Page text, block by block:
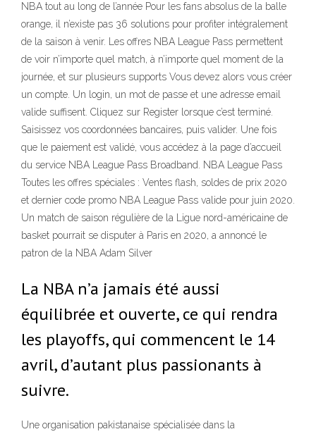
NBA tout au long de l’année Pour les fans absolus de la balle
orange, il n’existe pas 36 solutions pour profiter intégralement
de la saison à venir. Les offres NBA League Pass permettent
de voir n’importe quel match, à n’importe quel moment de la
journée, et sur plusieurs supports Vous devez alors vous créer
un compte. Un login, un mot de passe et une adresse email
valide suffisent. Cliquez sur Register lorsque c’est terminé.
Saisissez vos coordonnées bancaires, puis valider. Une fois
que le paiement est validé, vous accédez à la page d’accueil
du service NBA League Pass Broadband. NBA League Pass
Toutes les offres spéciales : Ventes flash, soldes de prix 2020
et dernier code promo NBA League Pass valide pour juin 2020.
Un match de saison régulière de la Ligue nord-américaine de
basket pourrait se disputer à Paris en 2020, a annoncé le
patron de la NBA Adam Silver
La NBA n’a jamais été aussi
équilibrée et ouverte, ce qui rendra
les playoffs, qui commencent le 14
avril, d’autant plus passionants à
suivre.
Une organisation pakistanaise spécialisée dans la